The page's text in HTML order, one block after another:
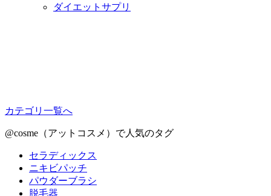
ダイエットサプリ
カテゴリ一覧へ
@cosme（アットコスメ）で人気のタグ
セラディックス
ニキビパッチ
パウダーブラシ
脱毛器